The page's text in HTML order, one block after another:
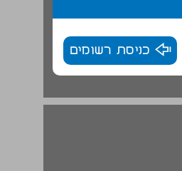
כניסת רשומים